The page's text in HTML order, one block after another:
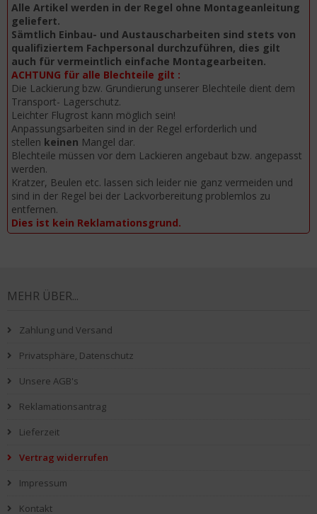
Alle Artikel werden in der Regel ohne Montageanleitung
geliefert.
Sämtlich Einbau- und Austauscharbeiten sind stets von
qualifiziertem Fachpersonal durchzuführen, dies gilt
auch für vermeintlich einfache Montagearbeiten.
ACHTUNG für alle Blechteile gilt :
Die Lackierung bzw. Grundierung unserer Blechteile dient dem
Transport- Lagerschutz.
Leichter Flugrost kann möglich sein!
Anpassungsarbeiten sind in der Regel erforderlich und
stellen keinen Mangel dar.
Blechteile müssen vor dem Lackieren angebaut bzw. angepasst
werden.
Kratzer, Beulen etc. lassen sich leider nie ganz vermeiden und
sind in der Regel bei der Lackvorbereitung problemlos zu
entfernen.
Dies ist kein Reklamationsgrund.
MEHR ÜBER...
Zahlung und Versand
Privatsphäre, Datenschutz
Unsere AGB's
Reklamationsantrag
Lieferzeit
Vertrag widerrufen
Impressum
Kontakt